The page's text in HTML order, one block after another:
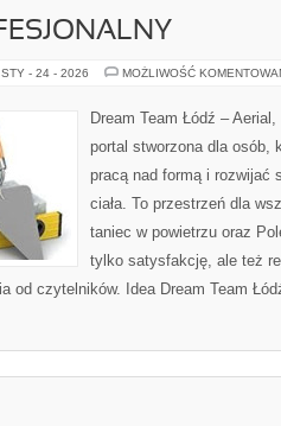
STY - 24 - 2026 MOŻLIWOŚĆ
Dream Team Łódź –
portal stworzona dla osób,
pracą nad formą i rozwijać
ciała. To przestrzeń dla
taniec w powietrzu oraz
tylko satysfakcję, ale też
od czytelników. Idea Dream Team